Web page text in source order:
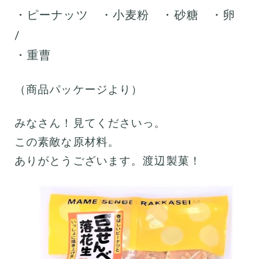
・ピーナッツ ・小麦粉 ・砂糖 ・卵
/
・重曹
（商品パッケージより）
みなさん！見てくださいっ。
この素敵な原材料。
ありがとうございます。渡辺製菓！